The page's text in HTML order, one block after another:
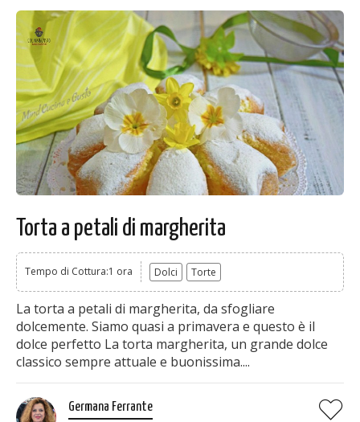
Torta a petali di margherita
Tempo di Cottura:1 ora Dolci Torte
La torta a petali di margherita, da sfogliare
dolcemente. Siamo quasi a primavera e questo è il
dolce perfetto La torta margherita, un grande dolce
classico sempre attuale e buonissima....
Germana Ferrante